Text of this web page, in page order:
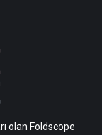
olan Foldscope